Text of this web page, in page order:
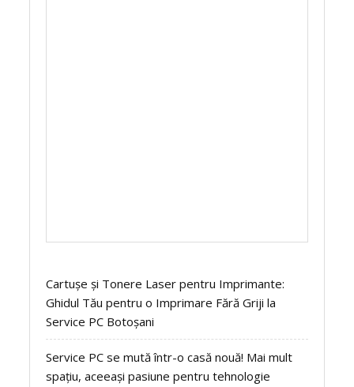
Cartușe și Tonere Laser pentru Imprimante:
Ghidul Tău pentru o Imprimare Fără Griji la
Service PC Botoșani
Service PC se mută într-o casă nouă! Mai mult
spațiu, aceeași pasiune pentru tehnologie